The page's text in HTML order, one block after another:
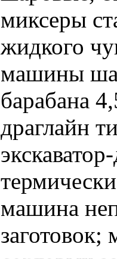
миксеры
жидкого
машины
барабана
драглайн
машина